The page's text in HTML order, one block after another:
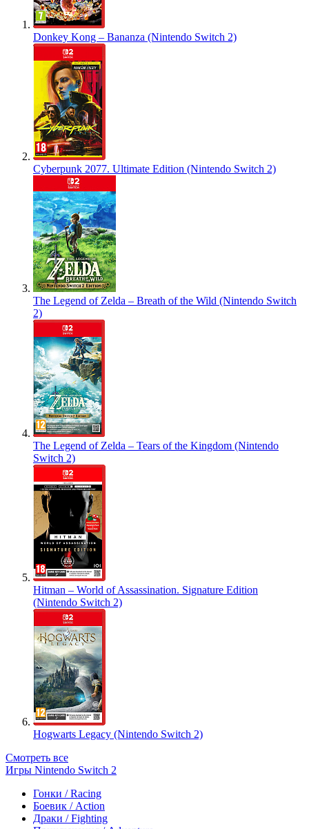
Donkey Kong – Bananza (Nintendo Switch 2)
Cyberpunk 2077. Ultimate Edition (Nintendo Switch 2)
The Legend of Zelda – Breath of the Wild (Nintendo Switch
2)
The Legend of Zelda – Tears of the Kingdom (Nintendo
Switch 2)
Hitman – World of Assassination. Signature Edition
(Nintendo Switch 2)
Hogwarts Legacy (Nintendo Switch 2)
Смотреть все
Игры Nintendo Switch 2
Гонки / Racing
Боевик / Action
Драки / Fighting